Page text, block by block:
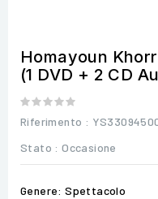
Homayoun
(1 DVD + 2 CD
Riferimento :
Stato : Occasione
Genere: Spettacolo